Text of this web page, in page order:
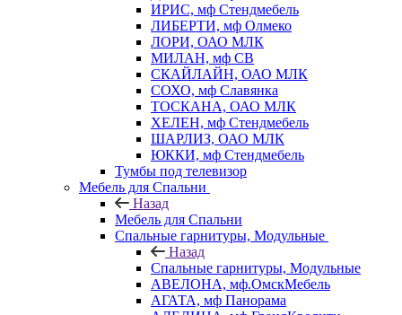
ИРИС, мф Стендмебель
ЛИБЕРТИ, мф Олмеко
ЛОРИ, ОАО МЛК
МИЛАН, мф СВ
СКАЙЛАЙН, ОАО МЛК
СОХО, мф Славянка
ТОСКАНА, ОАО МЛК
ХЕЛЕН, мф Стендмебель
ШАРЛИЗ, ОАО МЛК
ЮККИ, мф Стендмебель
Тумбы под телевизор
Мебель для Спальни
Назад
Мебель для Спальни
Спальные гарнитуры, Модульные
Назад
Спальные гарнитуры, Модульные
АВЕЛОНА, мф.ОмскМебель
АГАТА, мф Панорама